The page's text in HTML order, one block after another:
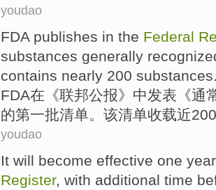
youdao
FDA publishes in the Federal
substances generally
contains nearly 200
FDA在 《联邦公报》中发表《通
的第一批清单。 该清单收载近
youdao
It will become effective one
Register, with additional time